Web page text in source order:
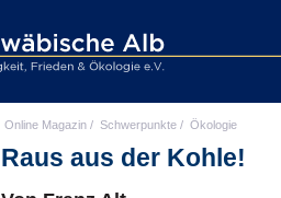
Online Magazin / Schwerpunkte / Ökologie
Raus aus der Kohle!